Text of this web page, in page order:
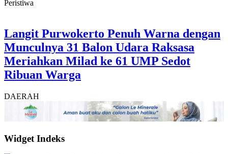
Peristiwa
Langit Purwokerto Penuh Warna dengan
Munculnya 31 Balon Udara Raksasa
Meriahkan Milad ke 61 UMP Sedot
Ribuan Warga
DAERAH
Widget Indeks